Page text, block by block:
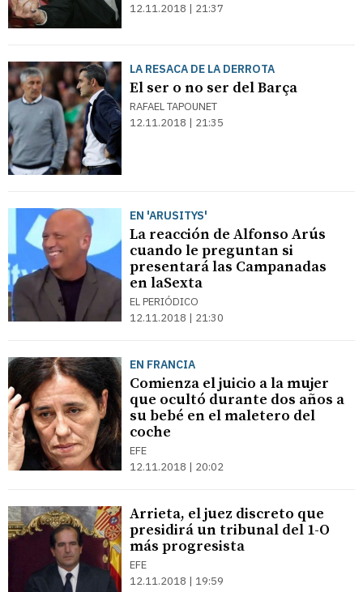
12.11.2018 | 21:37
LA RESACA DE LA DERROTA
El ser o no ser del Barça
RAFAEL TAPOUNET
12.11.2018 | 21:35
EN 'ARUSITYS'
La reacción de Alfonso Arús
cuando le preguntan si
presentará las Campanadas
en laSexta
EL PERIÓDICO
12.11.2018 | 21:30
EN FRANCIA
Comienza el juicio a la mujer
que ocultó durante dos años a
su bebé en el maletero del
coche
EFE
12.11.2018 | 20:02
Arrieta, el juez discreto que
presidirá un tribunal del 1-O
más progresista
EFE
12.11.2018 | 19:59